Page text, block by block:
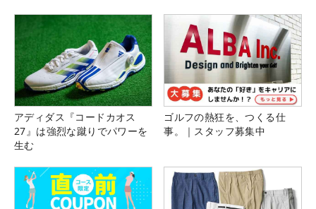
アディダス『コードカオス
27』は強烈な蹴りでパワーを
生む
ゴルフの熱狂を、つくる仕
事。｜スタッフ募集中